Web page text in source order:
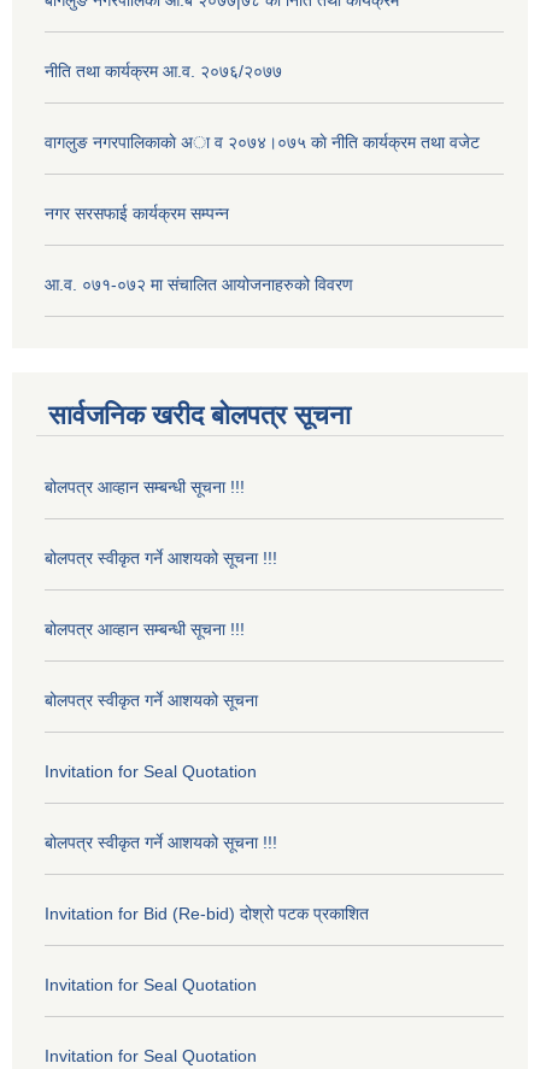
नीति तथा कार्यक्रम आ.व. २०७६/२०७७
वागलुङ नगरपालिकाकाे अा‍ व २०७४।०७५ काे नीति कार्यक्रम तथा वजेट
नगर सरसफाई कार्यक्रम सम्पन्न
आ.व. ०७१-०७२ मा संचालित आयोजनाहरुको विवरण
सार्वजनिक खरीद बोलपत्र सूचना
बोलपत्र आव्हान सम्बन्धी सूचना !!!
बोलपत्र स्वीकृत गर्ने आशयको सूचना !!!
बोलपत्र आव्हान सम्बन्धी सूचना !!!
बोलपत्र स्वीकृत गर्ने आशयको सूचना
Invitation for Seal Quotation
बोलपत्र स्वीकृत गर्ने आशयको सूचना !!!
Invitation for Bid (Re-bid) दोश्रो पटक प्रकाशित
Invitation for Seal Quotation
Invitation for Seal Quotation